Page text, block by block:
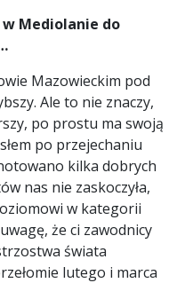
Mediolanie do
Mazowieckim pod
Ale to nie znaczy,
po prostu ma swoją
po przejechaniu
kilka dobrych
nas nie zaskoczyła,
w kategorii
że ci zawodnicy
świata
lutego i marca